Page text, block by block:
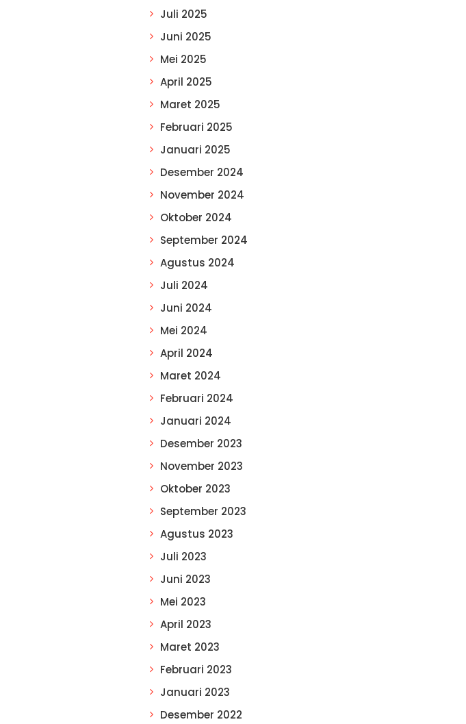
Juli 2025
Juni 2025
Mei 2025
April 2025
Maret 2025
Februari 2025
Januari 2025
Desember 2024
November 2024
Oktober 2024
September 2024
Agustus 2024
Juli 2024
Juni 2024
Mei 2024
April 2024
Maret 2024
Februari 2024
Januari 2024
Desember 2023
November 2023
Oktober 2023
September 2023
Agustus 2023
Juli 2023
Juni 2023
Mei 2023
April 2023
Maret 2023
Februari 2023
Januari 2023
Desember 2022